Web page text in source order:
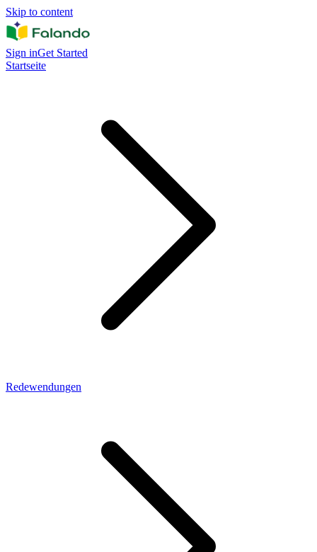
Skip to content
Sign inGet Started
Startseite
Redewendungen